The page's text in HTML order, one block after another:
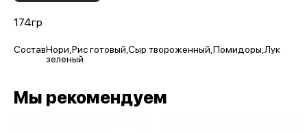
174гр
СоставНори,Рис готовый,Сыр твороженный,Помидоры,Лук
зеленый
Мы рекомендуем